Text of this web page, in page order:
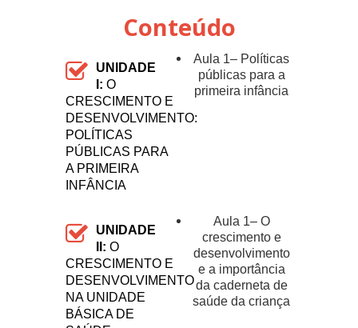
Conteúdo
UNIDADE
I: O
CRESCIMENTO E
DESENVOLVIMENTO:
POLÍTICAS
PÚBLICAS PARA
A PRIMEIRA
INFÂNCIA
Aula 1– Políticas
públicas para a
primeira infância
UNIDADE
II: O
CRESCIMENTO E
DESENVOLVIMENTO
NA UNIDADE
BÁSICA DE
Aula 1– O
crescimento e
desenvolvimento
e a importância
da caderneta de
saúde da criança